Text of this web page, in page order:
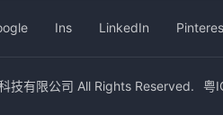
Ins LinkedIn
有限公司 All Rights Reserved. 粤